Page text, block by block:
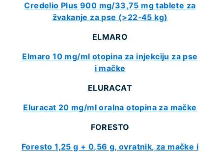
Credelio Plus 900 mg/33,75 mg tablete za
žvakanje za pse (>22‑45 kg)
ELMARO
Elmaro 10 mg/ml otopina za injekciju za pse
i mačke
ELURACAT
Eluracat 20 mg/ml oralna otopina za mačke
FORESTO
Foresto 1,25 g + 0,56 g, ovratnik, za mačke i